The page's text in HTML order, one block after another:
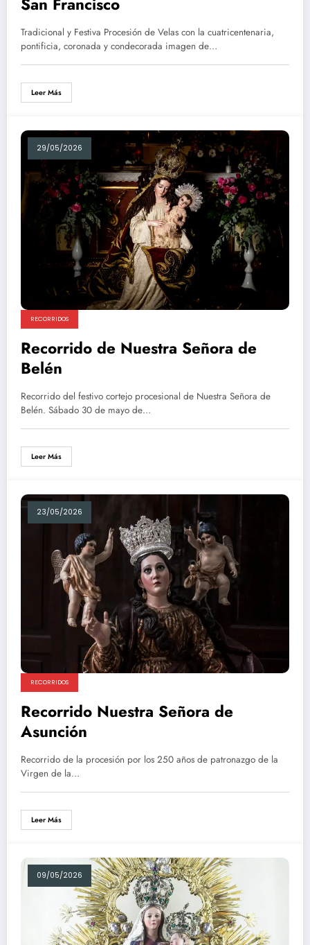
Tradicional y Festiva Procesión de Velas con la cuatricentenaria,
pontificia, coronada y condecorada imagen de…
Leer Más
29/05/2026
RECORRIDOS
Recorrido de Nuestra Señora de
Belén
Recorrido del festivo cortejo procesional de Nuestra Señora de
Belén. Sábado 30 de mayo de…
Leer Más
23/05/2026
RECORRIDOS
Recorrido Nuestra Señora de
Asunción
Recorrido de la procesión por los 250 años de patronazgo de la
Virgen de la…
Leer Más
09/05/2026